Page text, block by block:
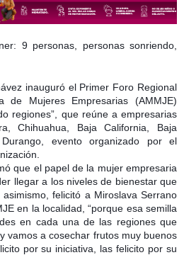
inauguró el Primer Foro Regional
de Mujeres Empresarias (AMMJE)
regiones”, que reúne a empresarias
Chihuahua, Baja California, Baja
evento organizado por el
que el papel de la mujer empresaria
llegar a los niveles de bienestar que
felicitó a Miroslava Serrano
en la localidad, “porque esa semilla
en cada una de las regiones que
vamos a cosechar frutos muy buenos
por su iniciativa, las felicito por su